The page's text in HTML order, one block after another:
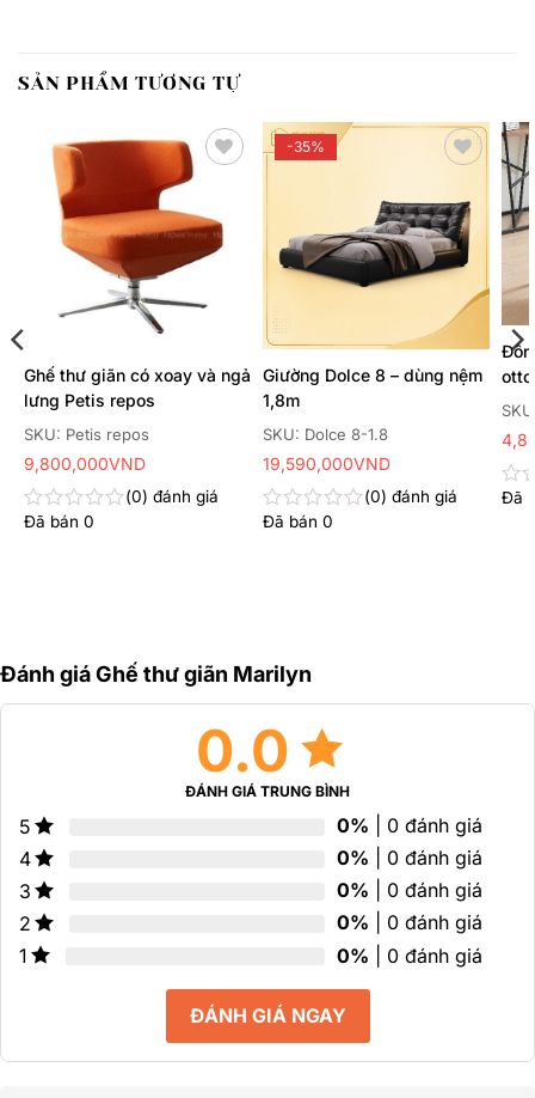
SẢN PHẨM TƯƠNG TỰ
thích
SKU: Petis repos
Ghế thư giãn có xoay và ngả
lưng Petis repos
Được
0
đánh giá
Đã bán 0
9,800,000VND
-35%
yêu
thích
SKU: Dolce 8-1.8
Giường Dolce 8 – dùng nệm
1,8m
Được
0
đánh giá
Đã bán 0
19,590,000VND
Đã
Đánh giá Ghế thư giãn Marilyn
0.0
ĐÁNH GIÁ TRUNG BÌNH
5 0% | 0 đánh giá
4
0% | 0 đánh giá
3
0% | 0 đánh giá
2
0% | 0 đánh giá
1
0% | 0 đánh giá
ĐÁNH GIÁ NGAY